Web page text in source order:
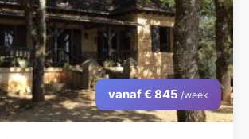
vanaf € 845 /week